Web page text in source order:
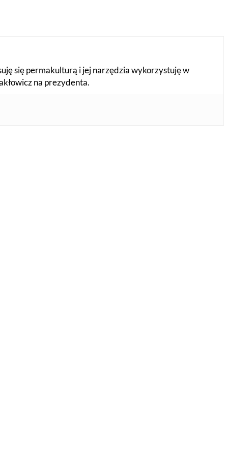
się permakulturą i jej narzędzia wykorzystuję w
na prezydenta.